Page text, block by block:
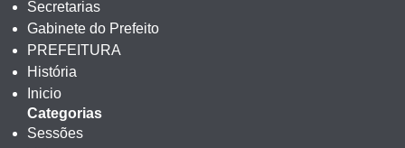
Secretarias
Gabinete do Prefeito
PREFEITURA
História
Inicio
Categorias
Sessões